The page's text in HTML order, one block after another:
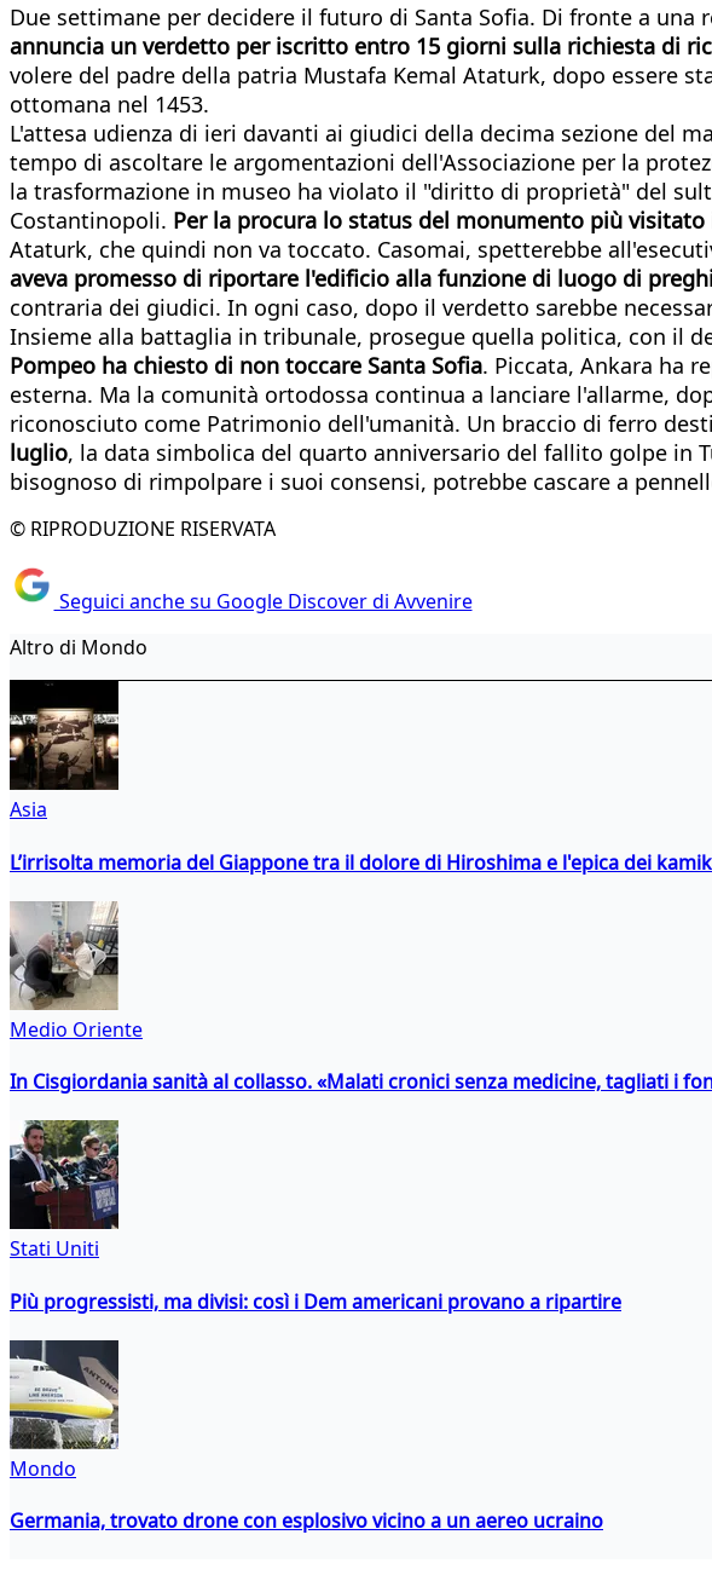
Due settimane per decidere il futuro di Santa Sofia. Di fronte a una
annuncia un verdetto per iscritto entro 15 giorni sulla richiesta di
volere del padre della patria Mustafa Kemal Ataturk, dopo essere
ottomana nel 1453.
L'attesa udienza di ieri davanti ai giudici della decima sezione del
tempo di ascoltare le argomentazioni dell'Associazione per la
la trasformazione in museo ha violato il "diritto di proprietà" del
Costantinopoli. Per la procura lo status del monumento più
Ataturk, che quindi non va toccato. Casomai, spetterebbe
aveva promesso di riportare l'edificio alla funzione di luogo di
contraria dei giudici. In ogni caso, dopo il verdetto sarebbe
Insieme alla battaglia in tribunale, prosegue quella politica, con il
Pompeo ha chiesto di non toccare Santa Sofia. Piccata, Ankara ha
esterna. Ma la comunità ortodossa continua a lanciare l'allarme,
riconosciuto come Patrimonio dell'umanità. Un braccio di ferro
luglio, la data simbolica del quarto anniversario del fallito golpe in
bisognoso di rimpolpare i suoi consensi, potrebbe cascare a
© RIPRODUZIONE RISERVATA
Seguici anche su Google Discover di Avvenire
Altro di Mondo
Asia
L’irrisolta memoria del Giappone tra il dolore di Hiroshima e l'epica dei
Medio Oriente
In Cisgiordania sanità al collasso. «Malati cronici senza medicine, tagliati i
Stati Uniti
Più progressisti, ma divisi: così i Dem americani provano a ripartire
Mondo
Germania, trovato drone con esplosivo vicino a un aereo ucraino